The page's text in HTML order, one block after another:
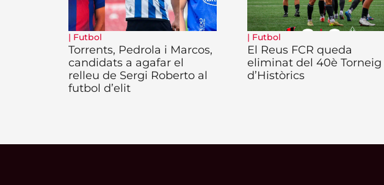
| Futbol
Torrents, Pedrola i Marcos,
candidats a agafar el
relleu de Sergi Roberto al
futbol d’elit
| Futbol
El Reus FCR queda
eliminat del 40è Torneig
d’Històrics